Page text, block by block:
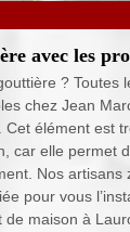
avec les
? Toutes
chez Jean
Cet élément est
car elle permet
Nos artisans
pour vous
de maison à